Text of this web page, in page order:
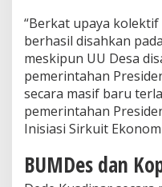
“Berkat upaya
berhasil disahkan
meskipun UU Desa
pemerintahan
secara masif baru
pemerintahan
Inisiasi Sirkuit
BUMDes dan